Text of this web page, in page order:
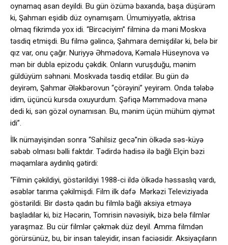
oynamaq asan deyildi. Bu gün özümə baxanda, başa düşürəm
ki, Şahmarı eşidib düz oynamışam. Ümumiyyətlə, aktrisa
olmaq fikrimdə yox idi. “Bircəciyim” filminə də məni Moskva
təsdiq etmişdi. Bu filmə gəlincə, Şahmara demişdilər ki, belə bir
qız var, onu çağır. Nuriyyə Əhmədova, Kəmalə Hüseynova və
mən bir dubla epizodu çəkdik. Onların vuruşduğu, mənim
güldüyüm səhnəni. Moskvada təsdiq etdilər. Bu gün də
deyirəm, Şahmar Ələkbərovun “çörəyini” yeyirəm. Onda tələbə
idim, üçüncü kursda oxuyurdum. Şəfiqə Məmmədova mənə
dedi ki, sən gözəl oynamısan. Bu, mənim üçün mühüm qiymət
idi”.
İlk nümayişindən sonra “Sahilsiz gecə”nin ölkədə səs-küyə
səbəb olması bəlli faktdır. Tədirdə hadisə ilə bağlı Elçin bəzi
məqamlara aydınlıq gətirdi:
“Filmin çəkildiyi, göstərildiyi 1988-ci ildə ölkədə həssaslıq vardı,
əsəblər tarıma çəkilmişdi. Film ilk dəfə Mərkəzi Televiziyada
göstərildi. Bir dəstə qadın bu filmlə bağlı aksiya etməyə
başladılar ki, biz Həcərin, Tomrisin nəvəsiyik, bizə belə filmlər
yaraşmaz. Bu cür filmlər çəkmək düz deyil. Amma filmdən
görürsünüz, bu, bir insan taleyidir, insan faciəsidir. Aksiyaçıların